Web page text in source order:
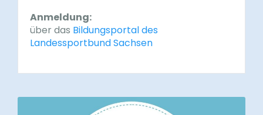
Anmeldung:
über das Bildungsportal des
Landessportbund Sachsen